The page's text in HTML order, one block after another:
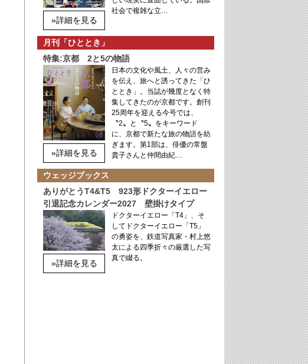
»詳細を見る
社会で複雑な立…
月刊「ひととき」
特集:京都 2と5の物語
»詳細を見る
日本の文化や風土、人々の営み
を伝え、旅へと誘ってきた「ひ
ととき」。当誌が幾度となく特
集してきたのが京都です。創刊
25周年を迎える今号では、
〝2〟と〝5〟をキーワード
に、京都で新たな旅の物語を紡
ぎます。第1部は、俳優の常盤
貴子さんと仲間由紀…
ウェッジブックス
ありがとうT4&T5 923形ドクターイエロー
引退記念カレンダー2027 壁掛けタイプ
»詳細を見る
ドクターイエロー「T4」、そ
してドクターイエロー「T5」
の勇姿を、鉄道写真家・村上悠
太による四季折々の厳選した写
真で綴る。